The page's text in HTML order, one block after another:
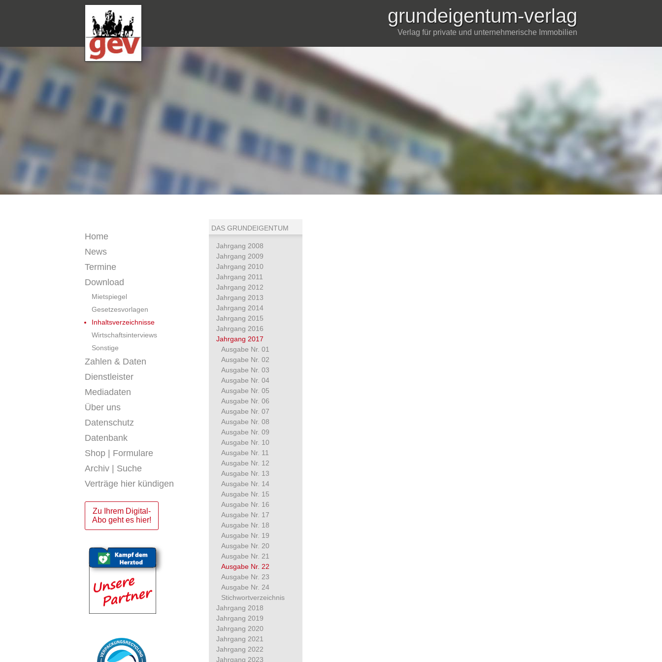
grundeigentum-verlag
Verlag für private und unternehmerische Immobilien
Home
News
Termine
Download
Mietspiegel
Gesetzesvorlagen
Inhaltsverzeichnisse
Wirtschaftsinterviews
Sonstige
Zahlen & Daten
Dienstleister
Mediadaten
Über uns
Datenschutz
Datenbank
Shop | Formulare
Archiv | Suche
Verträge hier kündigen
Zu Ihrem Digital-
Abo geht es hier!
DAS GRUNDEIGENTUM
Jahrgang 2008
Jahrgang 2009
Jahrgang 2010
Jahrgang 2011
Jahrgang 2012
Jahrgang 2013
Jahrgang 2014
Jahrgang 2015
Jahrgang 2016
Jahrgang 2017
Ausgabe Nr. 01
Ausgabe Nr. 02
Ausgabe Nr. 03
Ausgabe Nr. 04
Ausgabe Nr. 05
Ausgabe Nr. 06
Ausgabe Nr. 07
Ausgabe Nr. 08
Ausgabe Nr. 09
Ausgabe Nr. 10
Ausgabe Nr. 11
Ausgabe Nr. 12
Ausgabe Nr. 13
Ausgabe Nr. 14
Ausgabe Nr. 15
Ausgabe Nr. 16
Ausgabe Nr. 17
Ausgabe Nr. 18
Ausgabe Nr. 19
Ausgabe Nr. 20
Ausgabe Nr. 21
Ausgabe Nr. 22
Ausgabe Nr. 23
Ausgabe Nr. 24
Stichwortverzeichnis
Jahrgang 2018
Jahrgang 2019
Jahrgang 2020
Jahrgang 2021
Jahrgang 2022
Jahrgang 2023